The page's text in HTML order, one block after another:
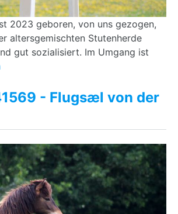
2023 geboren, von uns gezogen,
altersgemischten Stutenherde
gut sozialisiert. Im Umgang ist
- Flugsæl von der